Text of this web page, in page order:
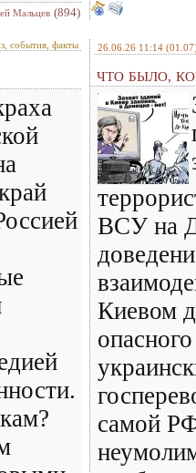
Мальцев (894)
события, факты 26.06.26 11:14
ЧТО БЫЛО,
ВСУ на
Киевом
самой